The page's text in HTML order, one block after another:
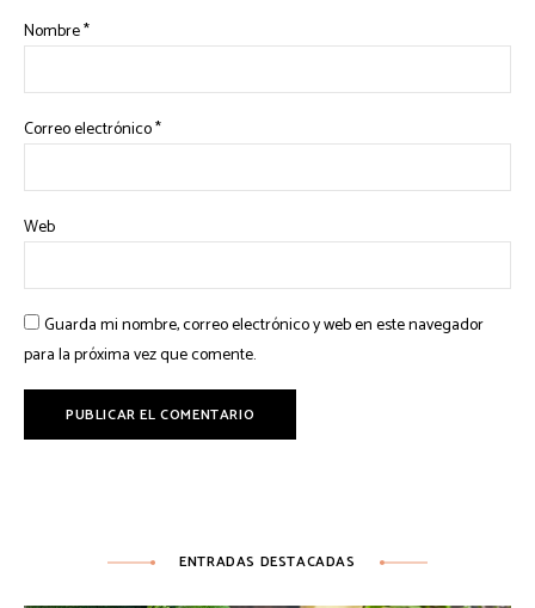
Nombre*
Correo electrónico*
Web
Guarda mi nombre, correo electrónico y web en este navegador
para la próxima vez que comente.
ENTRADAS DESTACADAS